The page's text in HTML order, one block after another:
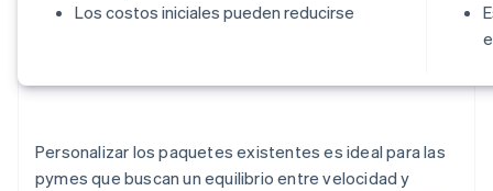
Los costos iniciales pueden reducirse
Personalizar los paquetes existentes es ideal para las
pymes que buscan un equilibrio entre velocidad y